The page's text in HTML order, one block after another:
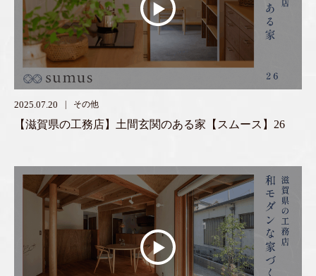
【滋賀県の工務店】土間玄関のある家【スムース】26
2025.07.20 その他